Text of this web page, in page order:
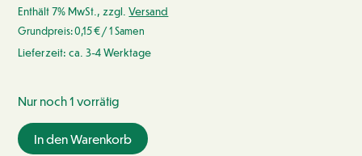
Enthält 7% MwSt., zzgl.Versand
Grundpreis:0,15€/ 1 Samen
Lieferzeit: ca. 3-4 Werktage
Nur noch 1 vorrätig
In den Warenkorb